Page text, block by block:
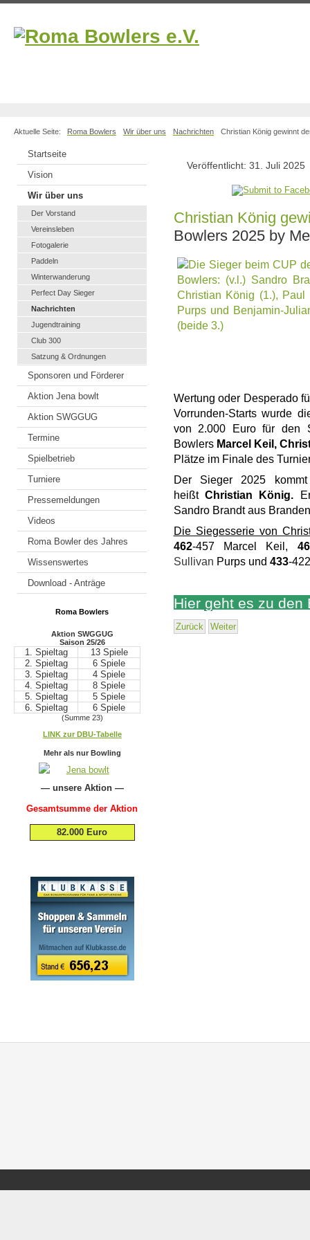
Aktuelle Seite: Roma Bowlers Wir über uns Nachrichten Christian König gewinnt
Startseite
Vision
Wir über uns
Der Vorstand
Vereinsleben
Fotogalerie
Paddeln
Winterwanderung
Perfect Day Sieger
Nachrichten
Jugendtraining
Club 300
Satzung & Ordnungen
Sponsoren und Förderer
Aktion Jena bowlt
Aktion SWGGUG
Termine
Spielbetrieb
Turniere
Pressemeldungen
Videos
Roma Bowler des Jahres
Wissenswertes
Download - Anträge
Roma Bowlers
Aktion SWGGUG
Saison 25/26
1. Spieltag
13 Spiele
2. Spieltag
6 Spiele
3. Spieltag
4 Spiele
4. Spieltag
8 Spiele
5. Spieltag
5 Spiele
6. Spieltag
6 Spiele
(Summe 23)
LINK zur DBU-Tabelle
Mehr als nur Bowling
— unsere Aktion —
Gesamtsumme der Aktion
82.000 Euro
Veröffentlicht: 31. Juli 2025
Christian König
Bowlers 2025 by
Wertung oder Desperado
Vorrunden-Starts wurde
von 2.000 Euro für den
Bowlers Marcel Keil,
Plätze im Finale des
Der Sieger 2025
heißtChristian König.
Sandro Brandt aus
Die Siegesserie von
462-457 Marcel Keil,
Sullivan Purps und 433-
Hier geht es zu den
Zurück Weiter